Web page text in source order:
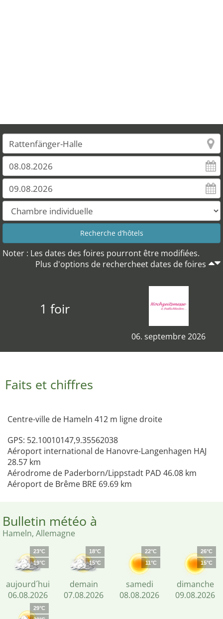
Noter : Les dates des foires pourront être modifiées.
Plus d'options de rechercheet dates de foires
1 foir
06. septembre 2026
Faits et chiffres
Centre-ville de Hameln 412 m ligne droite
GPS: 52.10010147,9.35562038
Aéroport international de Hanovre-Langenhagen HAJ
28.57 km
Aérodrome de Paderborn/Lippstadt PAD 46.08 km
Aéroport de Brême BRE 69.69 km
Bulletin météo à
Hameln, Allemagne
23°C
19°C
aujourd´hui
06.08.2026
18°C
15°C
demain
07.08.2026
22°C
11°C
samedi
08.08.2026
26°C
15°C
dimanche
09.08.2026
29°C